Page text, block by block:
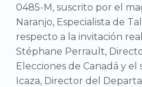
0485-M, suscrito por el
Naranjo, Especialista de
respecto a la invitación
Stéphane Perrault,
Elecciones de Canadá y el
Icaza, Director del